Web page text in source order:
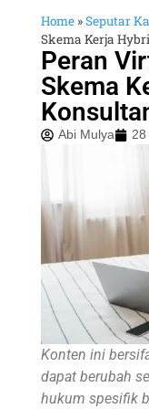
Home »Seputar
Skema Kerja
Peran
Skema
Abi Mulya 28
Konten ini
dapat berubah
hukum spesifik